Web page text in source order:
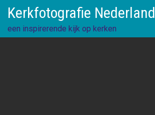
content
Kerkfotografie Nederland
een inspirerende kijk op kerken